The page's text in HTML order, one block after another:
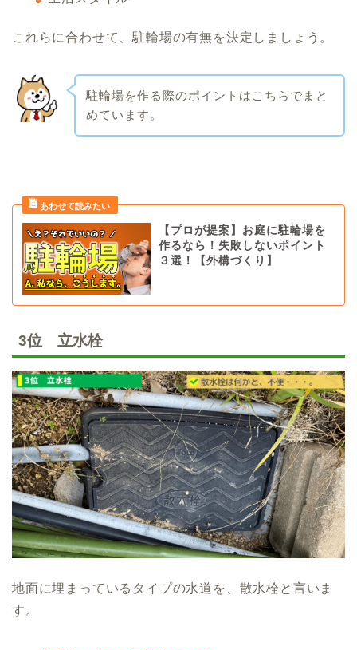
これらに合わせて、駐輪場の有無を決定しましょう。
駐輪場を作る際のポイントはこちらでまと
めています。
【プロが提案】お庭に駐輪場を
作るなら！失敗しないポイント
３選！【外構づくり】
3位 立水栓
地面に埋まっているタイプの水道を、散水栓と言いま
す。